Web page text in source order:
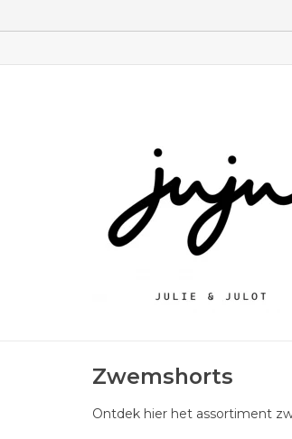
Zwemshorts
Ontdek hier het assortiment